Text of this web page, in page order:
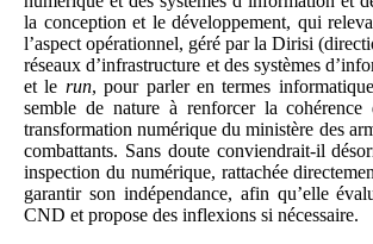
la conception et le développement, qui
l’aspect opérationnel, géré par la Dirisi
réseaux d’infrastructure et des systèmes
et le run, pour parler en termes
semble de nature à renforcer la
transformation numérique du ministère des
combattants. Sans doute conviendrait-il
inspection du numérique, rattachée
garantir son indépendance, afin qu’elle
CND et propose des inflexions si nécessaire.